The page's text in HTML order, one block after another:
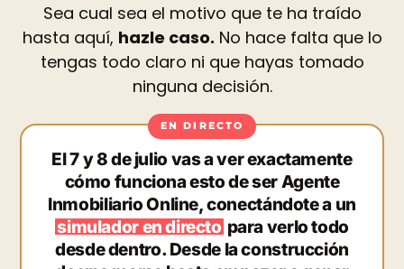
Sea cual sea el motivo que te ha traído
hasta aquí, hazle caso. No hace falta que lo
tengas todo claro ni que hayas tomado
ninguna decisión.
El 7 y 8 de julio vas a ver exactamente
cómo funciona esto de ser Agente
Inmobiliario Online, conectándote a un
simulador en directo para verlo todo
desde dentro. Desde la construcción